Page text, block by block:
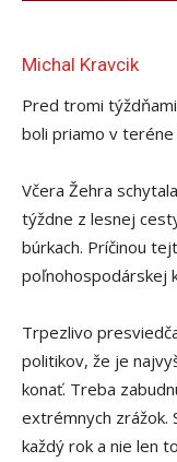
Michal Kravcik
Pred tromi
boli priamo v
Včera Žehra
týždne z lesnej
búrkach. Príčinou
poľnohospodárskej
Trpezlivo
politikov, že je
konať. Treba
extrémnych zrážok.
každý rok a nie len